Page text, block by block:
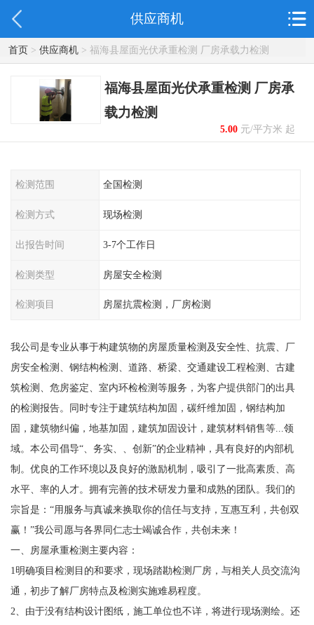
供应商机
首页> 供应商机> 福海县屋面光伏承重检测 厂房承载力检测
福海县屋面光伏承重检测 厂房承
载力检测
5.00元/平方米 起
检测范围 全国检测
检测方式 现场检测
出报告时间 3-7个工作日
检测类型 房屋安全检测
检测项目 房屋抗震检测，厂房检测
我公司是专业从事于构建筑物的房屋质量检测及安全性、抗震、厂
房安全检测、钢结构检测、道路、桥梁、交通建设工程检测、古建
筑检测、危房鉴定、室内环检检测等服务，为客户提供部门的出具
的检测报告。同时专注于建筑结构加固，碳纤维加固，钢结构加
固，建筑物纠偏，地基加固，建筑加固设计，建筑材料销售等...领
域。本公司倡导“、务实、、创新”的企业精神，具有良好的内部机
制。优良的工作环境以及良好的激励机制，吸引了一批高素质、高
水平、率的人才。拥有完善的技术研发力量和成熟的团队。我们的
宗旨是：“用服务与真诚来换取你的信任与支持，互惠互利，共创双
赢！”我公司愿与各界同仁志士竭诚合作，共创未来！
一、房屋承重检测主要内容：
1明确项目检测目的和要求，现场踏勘检测厂房，与相关人员交流沟
通，初步了解厂房特点及检测实施难易程度。
2、由于没有结构设计图纸，施工单位也不详，将进行现场测绘。还